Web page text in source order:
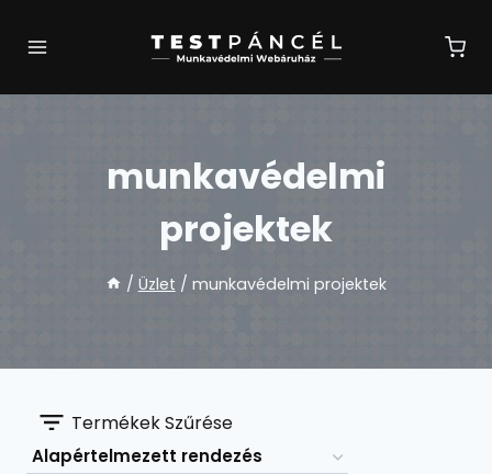
munkavédelmi
projektek
/ Üzlet / munkavédelmi projektek
Termékek Szűrése